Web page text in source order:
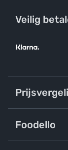
Veilig
Foodello